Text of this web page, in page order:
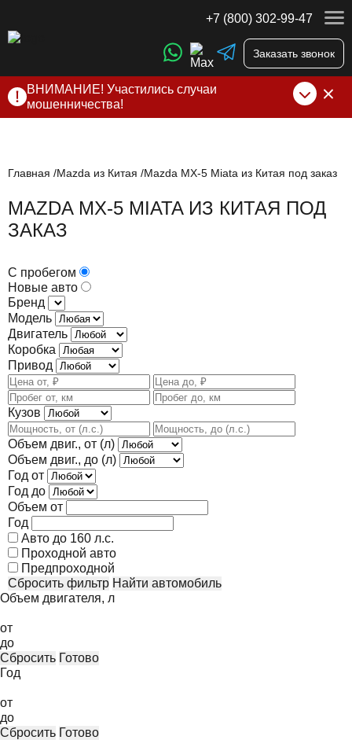
+7 (800) 302-99-47
Заказать звонок
ВНИМАНИЕ! Участились случаи
мошенничества!
нами по официальнымконтактам, указанным в соц сетях
Главная Mazda из Китая Mazda MX-5 Miata из Китая под заказ
MAZDA MX-5 MIATA ИЗ КИТАЯ ПОД
ЗАКАЗ
С пробегом
Новые авто
Бренд
Модель
Двигатель
Коробка
Привод
Кузов
Объем двиг., от (л)
Объем двиг., до (л)
Год от
Год до
Объем от
Год
Авто до 160 л.с.
Проходной авто
Предпроходной
Сбросить фильтр
Найти автомобиль
Объем двигателя, л
от
до
Сбросить Готово
Год
от
до
Сбросить Готово